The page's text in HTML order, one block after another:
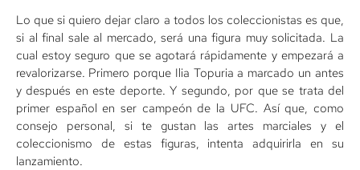
Lo que si quiero dejar claro a todos los coleccionistas es que,
si al final sale al mercado, será una figura muy solicitada. La
cual estoy seguro que se agotará rápidamente y empezará a
revalorizarse. Primero porque Ilia Topuria a marcado un antes
y después en este deporte. Y segundo, por que se trata del
primer español en ser campeón de la UFC. Así que, como
consejo personal, si te gustan las artes marciales y el
coleccionismo de estas figuras, intenta adquirirla en su
lanzamiento.